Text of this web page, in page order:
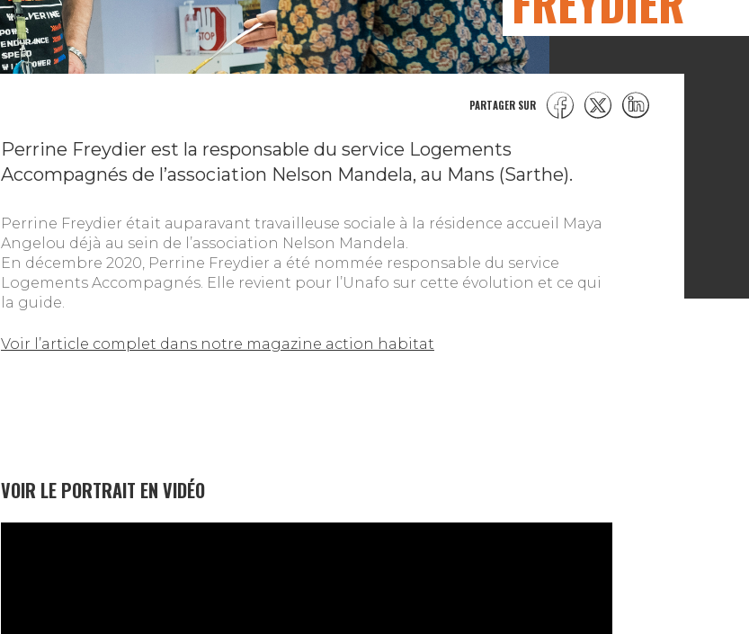
PARTAGER SUR
Perrine Freydier est la responsable du service Logements
Accompagnés de l’association Nelson Mandela, au Mans (Sarthe).
Perrine Freydier était auparavant travailleuse sociale à la résidence accueil Maya
Angelou déjà au sein de l’association Nelson Mandela.
En décembre 2020, Perrine Freydier a été nommée responsable du service
Logements Accompagnés. Elle revient pour l’Unafo sur cette évolution et ce qui
la guide.
Voir l’article complet dans notre magazine action habitat
VOIR LE PORTRAIT EN VIDÉO